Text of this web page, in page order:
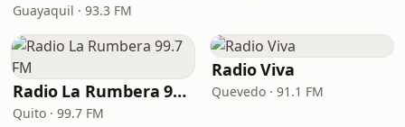
Guayaquil · 93.3 FM
Radio La Rumbera 99.7 FM
Quito · 99.7 FM
Radio Viva
Quevedo · 91.1 FM